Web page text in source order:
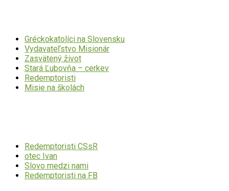
Gréckokatolíci na Slovensku
Vydavateľstvo Misionár
Zasvätený život
Stará Ľubovňa – cerkev
Redemptoristi
Misie na školách
Redemptoristi CSsR
otec Ivan
Slovo medzi nami
Redemptoristi na FB